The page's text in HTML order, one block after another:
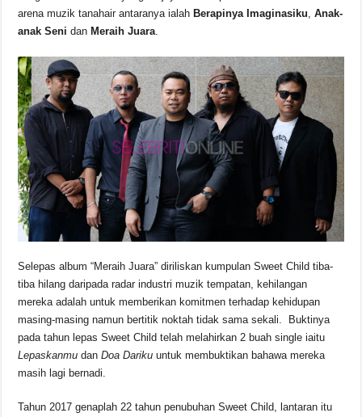
arena muzik tanahair antaranya ialah Berapinya Imaginasiku,Anak-
anak Seni dan Meraih Juara.
Selepas album “Meraih Juara” diriliskan kumpulan Sweet Child tiba-
tiba hilang daripada radar industri muzik tempatan, kehilangan
mereka adalah untuk memberikan komitmen terhadap kehidupan
masing-masing namun bertitik noktah tidak sama sekali. Buktinya
pada tahun lepas Sweet Child telah melahirkan 2 buah single iaitu
Lepaskanmu danDoa Dariku untuk membuktikan bahawa mereka
masih lagi bernadi.
Tahun 2017 genaplah 22 tahun penubuhan Sweet Child, lantaran itu